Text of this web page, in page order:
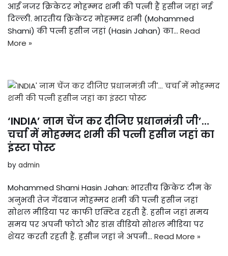
आईं नजर क्रिकेटर मोहम्मद शमी की पत्नी हैं हसीन जहां नई
दिल्ली. भारतीय क्रिकेटर मोहम्मद शमी (Mohammed
Shami) की पत्नी हसीन जहां (Hasin Jahan) का… Read
More »
‘INDIA’ नाम चेंज कर दीजिए प्रधानमंत्री जी’…
चर्चा में मोहम्मद शमी की पत्नी हसीन जहां का
इंस्टा पोस्ट
by admin
Mohammed Shami Hasin Jahan: भारतीय क्रिकेट टीम के
अनुभवी तेज गेंदबाज मोहम्मद शमी की पत्नी हसीन जहां
सोशल मीडिया पर काफी एक्टिव रहती हैं. हसीन जहां समय
समय पर अपनी फोटो और डांस वीडियो सोशल मीडिया पर
शेयर करती रहती हैं. हसीन जहां ने अपनी… Read More »